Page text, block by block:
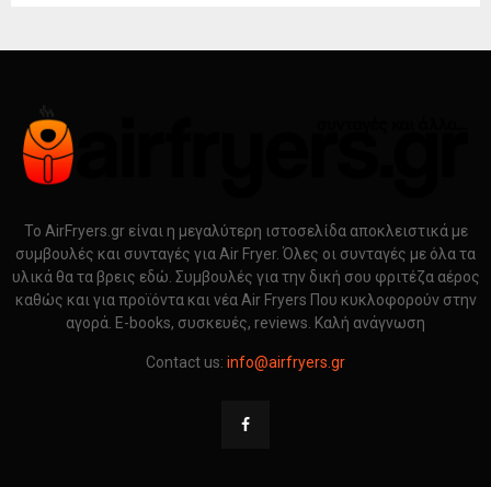
Το AirFryers.gr είναι η μεγαλύτερη ιστοσελίδα αποκλειστικά με
συμβουλές και συνταγές για Air Fryer. Όλες οι συνταγές με όλα τα
υλικά θα τα βρεις εδώ. Συμβουλές για την δική σου φριτέζα αέρος
καθώς και για προϊόντα και νέα Air Fryers Που κυκλοφορούν στην
αγορά. E-books, συσκευές, reviews. Καλή ανάγνωση
Contact us: info@airfryers.gr